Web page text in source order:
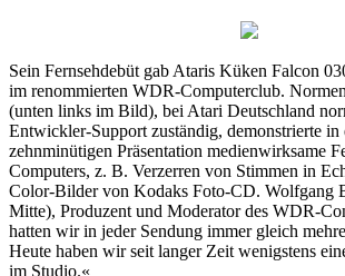
Sein Fernsehdebüt gab Ataris Küken Falcon
im renommierten WDR-Computerclub.
(unten links im Bild), bei Atari Deutschland
Entwickler-Support zuständig, demonstrierte in
zehnminütigen Präsentation medienwirksame
Computers, z. B. Verzerren von Stimmen in
Color-Bilder von Kodaks Foto-CD. Wolfgang
Mitte), Produzent und Moderator des WDR-
hatten wir in jeder Sendung immer gleich
Heute haben wir seit langer Zeit wenigstens
im Studio.«